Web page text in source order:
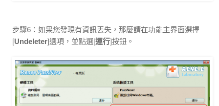
步驟6：如果您發現有資訊丟失，那麼請在功能主界面選擇
[Undeleter]選項，並點選[運行]按鈕。